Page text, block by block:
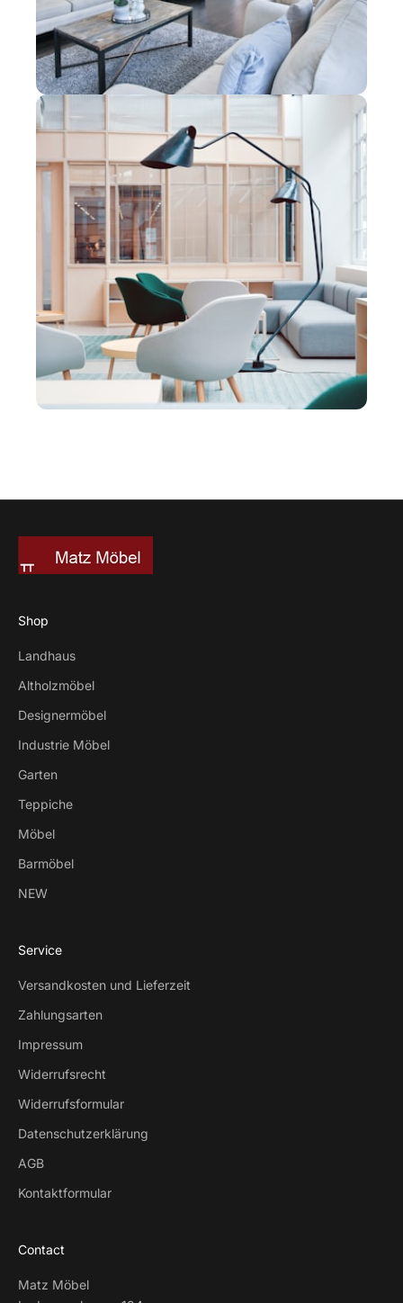
Shop
Landhaus
Altholzmöbel
Designermöbel
Industrie Möbel
Garten
Teppiche
Möbel
Barmöbel
NEW
Service
Versandkosten und Lieferzeit
Zahlungsarten
Impressum
Widerrufsrecht
Widerrufsformular
Datenschutzerklärung
AGB
Kontaktformular
Contact
Matz Möbel